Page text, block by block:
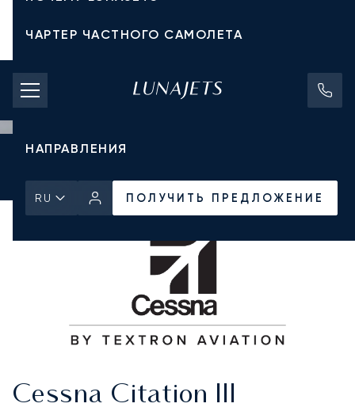
ЧАРТЕР ЧАСТНОГО САМОЛЕТА
СТОИМОСТЬ ЧАРТЕРА
ЧАСТНЫЕ САМОЛЕТЫ
НАПРАВЛЕНИЯ
RU ПОЛУЧИТЬ ПРЕДЛОЖЕНИЕ
Cessna Citation III